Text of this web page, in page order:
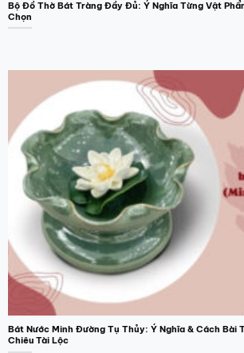
Bộ Đồ Thờ Bát Tràng Đầy Đủ: Ý Nghĩa Từng Vật
Chọn
Bát Nước Minh Đường Tụ Thủy: Ý Nghĩa & Cách Bài
Chiêu Tài Lộc